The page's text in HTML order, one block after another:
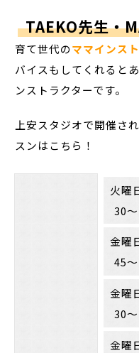
TAEKO先生・
育て世代のママインス
バイスもしてくれると
ンストラクターです。
上安スタジオで開催さ
スンはこちら！
火曜
30
金曜
45
金曜
30
金曜